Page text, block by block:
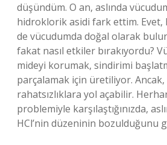
düşündüm. O an, aslında
hidroklorik asidi fark ettim. Evet,
de vücudumda doğal olarak
fakat nasıl etkiler bırakıyordu?
mideyi korumak, sindirimi
parçalamak için üretiliyor.
rahatsızlıklara yol açabilir.
problemiyle karşılaştığınızda,
HCl’nin düzeninin bozulduğunu